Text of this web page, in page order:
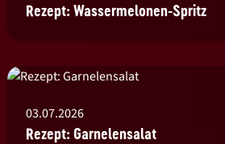
Rezept: Wassermelonen-Spritz
03.07.2026
Rezept: Garnelensalat